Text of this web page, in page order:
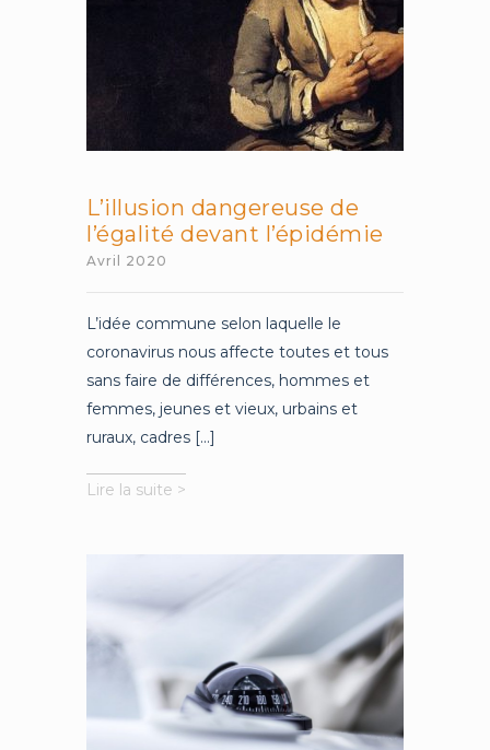
L’illusion dangereuse de
l’égalité devant l’épidémie
Avril 2020
L’idée commune selon laquelle le
coronavirus nous affecte toutes et tous
sans faire de différences, hommes et
femmes, jeunes et vieux, urbains et
ruraux, cadres [...]
Lire la suite >
l’égalité